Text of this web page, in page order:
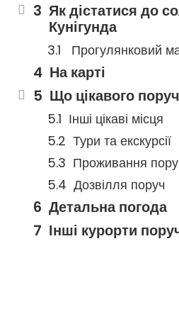
Як дістатися до
Кунігунда
Прогулянковий
На карті
Що цікавого поруч
Інші цікаві місця
Тури та екскурсії
Проживання
Дозвілля поруч
Детальна погода
Інші курорти